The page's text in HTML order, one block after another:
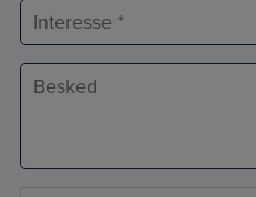
Interesse
Besked